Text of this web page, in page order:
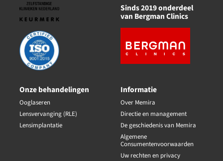
Sinds 2019 onderdeel
van Bergman Clinics
Onze behandelingen
Ooglaseren
Lensvervanging (RLE)
Lensimplantatie
Informatie
Over Memira
Directie en management
De geschiedenis van Memira
Algemene
Consumentenvoorwaarden
Uw rechten en privacy